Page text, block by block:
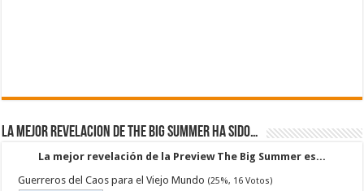
La mejor revelacion de The Big Summer ha sido…
La mejor revelación de la Preview The Big Summer es...
Guerreros del Caos para el Viejo Mundo (25%, 16 Votos)